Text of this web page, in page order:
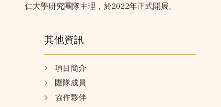
仁大學研究團隊主理，於2022年正式開展。
其他資訊
項目簡介
團隊成員
協作夥伴